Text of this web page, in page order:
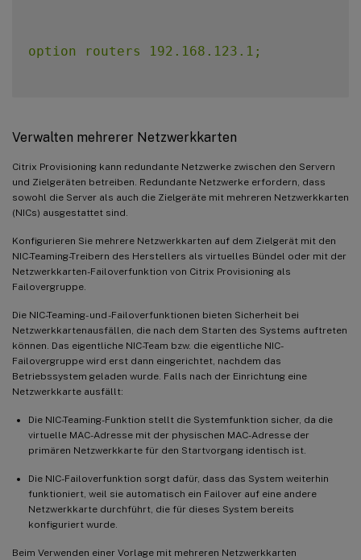
option routers 192.168.123.1;
} `
Verwalten mehrerer Netzwerkkarten
Citrix Provisioning kann redundante Netzwerke zwischen den Servern
und Zielgeräten betreiben. Redundante Netzwerke erfordern, dass
sowohl die Server als auch die Zielgeräte mit mehreren Netzwerkkarten
(NICs) ausgestattet sind.
Konfigurieren Sie mehrere Netzwerkkarten auf dem Zielgerät mit den
NIC-Teaming-Treibern des Herstellers als virtuelles Bündel oder mit der
Netzwerkkarten-Failoverfunktion von Citrix Provisioning als
Failovergruppe.
Die NIC-Teaming- und -Failoverfunktionen bieten Sicherheit bei
Netzwerkkartenausfällen, die nach dem Starten des Systems auftreten
können. Das eigentliche NIC-Team bzw. die eigentliche NIC-
Failovergruppe wird erst dann eingerichtet, nachdem das
Betriebssystem geladen wurde. Falls nach der Einrichtung eine
Netzwerkkarte ausfällt:
Die NIC-Teaming-Funktion stellt die Systemfunktion sicher, da die
virtuelle MAC-Adresse mit der physischen MAC-Adresse der
primären Netzwerkkarte für den Startvorgang identisch ist.
Die NIC-Failoverfunktion sorgt dafür, dass das System weiterhin
funktioniert, weil sie automatisch ein Failover auf eine andere
Netzwerkkarte durchführt, die für dieses System bereits
konfiguriert wurde.
Beim Verwenden einer Vorlage mit mehreren Netzwerkkarten